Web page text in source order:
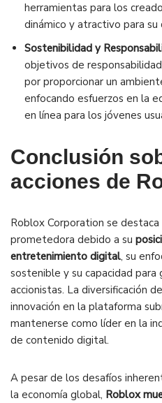
herramientas para los
dinámico y atractivo para su
Sostenibilidad y
objetivos de
por proporcionar un
enfocando esfuerzos en la
en línea para los jóvenes
Conclusión
acciones de
Roblox Corporation se
prometedora debido a su
entretenimiento digital, su
sostenible y su capacidad para
accionistas. La diversificación
innovación en la plataforma
mantenerse como líder en la
de contenido digital.
A pesar de los desafíos
la economía global, Roblox